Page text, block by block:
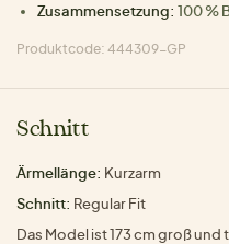
Zusammensetzung: 100 %
Produktcode: 444309-GP
Schnitt
Ärmellänge: Kurzarm
Schnitt: Regular Fit
Das Model ist 173 cm groß und